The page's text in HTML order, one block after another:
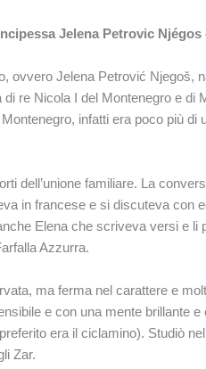
Jelena Petrovic
ovvero Jelena Petrović Njegoš,
di re Nicola I del Montenegro e di
infatti era poco più di
dell’unione familiare. La
in francese e si discuteva con
Elena che scriveva versi e
Azzurra.
ma ferma nel carattere e
e con una mente brillante
era il ciclamino). Studiò
Zar.